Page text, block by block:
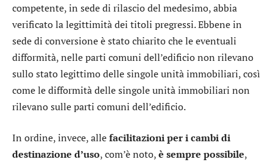
competente, in sede di rilascio del medesimo, abbia
verificato la legittimità dei titoli pregressi. Ebbene in
sede di conversione è stato chiarito che le eventuali
difformità, nelle parti comuni dell’edificio non rilevano
sullo stato legittimo delle singole unità immobiliari, così
come le difformità delle singole unità immobiliari non
rilevano sulle parti comuni dell’edificio.
In ordine, invece, allefacilitazioni per i cambi di
destinazione d’uso, com’è noto,è sempre possibile,